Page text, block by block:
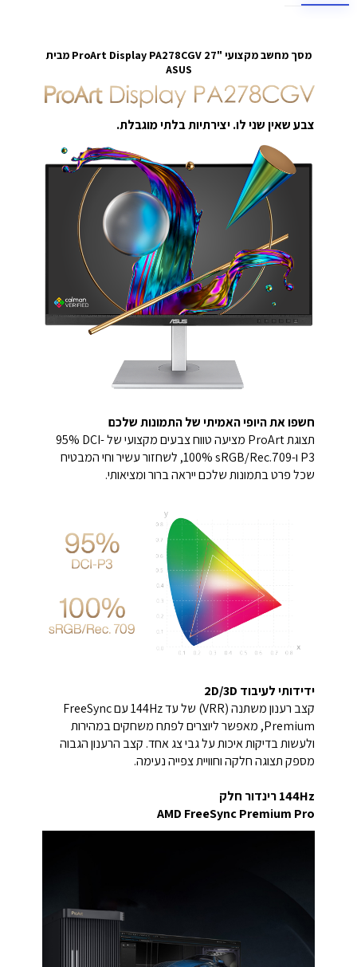
מסך מחשב מקצועי "27 ProArt Display PA278CGV מבית
ASUS
צבע שאין שני לו.יצירתיות בלתי מוגבלת.
חשפו את היופי האמיתי של התמונות שלכם
תצוגת ProArt מציעה טווח צבעים מקצועי של ‎95%‎ DCI-
P3 ו-‎100%‎ sRGB/Rec.709, לשחזור עשיר וחי המבטיח
שכל פרט בתמונות שלכם ייראה ברור ומציאותי.
ידידותי לעיבוד 2D/3D
קצב רענון משתנה (VRR) של עד 144Hz עם ‏FreeSync
Premium, מאפשר ליוצרים לפתח משחקים במהירות
ולעשות בדיקות איכות על גבי צג אחד. קצב הרענון הגבוה
מספק תצוגה חלקה וחוויית צפייה נעימה.
144Hz רינדור חלק
AMD FreeSync Premium Pro